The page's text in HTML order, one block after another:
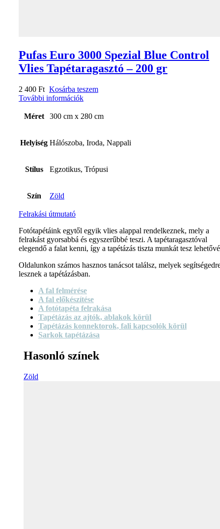
Pufas Euro 3000 Spezial Blue Control
Vlies Tapétaragasztó – 200 gr
2 400 Ft Kosárba teszem
További információk
Méret 300 cm x 280 cm
Helyiség Hálószoba, Iroda, Nappali
Stílus Egzotikus, Trópusi
Szín Zöld
Felrakási útmutató
Fotótapétáink egytől egyik vlies alappal rendelkeznek, mely a
felrakást gyorsabbá és egyszerűbbé teszi. A tapétaragasztóval
elegendő a falat kenni, így a tapétázás tiszta munkát tesz
Oldalunkon számos hasznos tanácsot találsz, melyek
lesznek a tapétázásban.
A fal felmérése
A fal előkészítése
A fotótapéta felrakása
Tapétázás az ajtók, ablakok körül
Tapétázás konnektorok, fali kapcsolók körül
Sarkok tapétázása
Hasonló színek
Zöld